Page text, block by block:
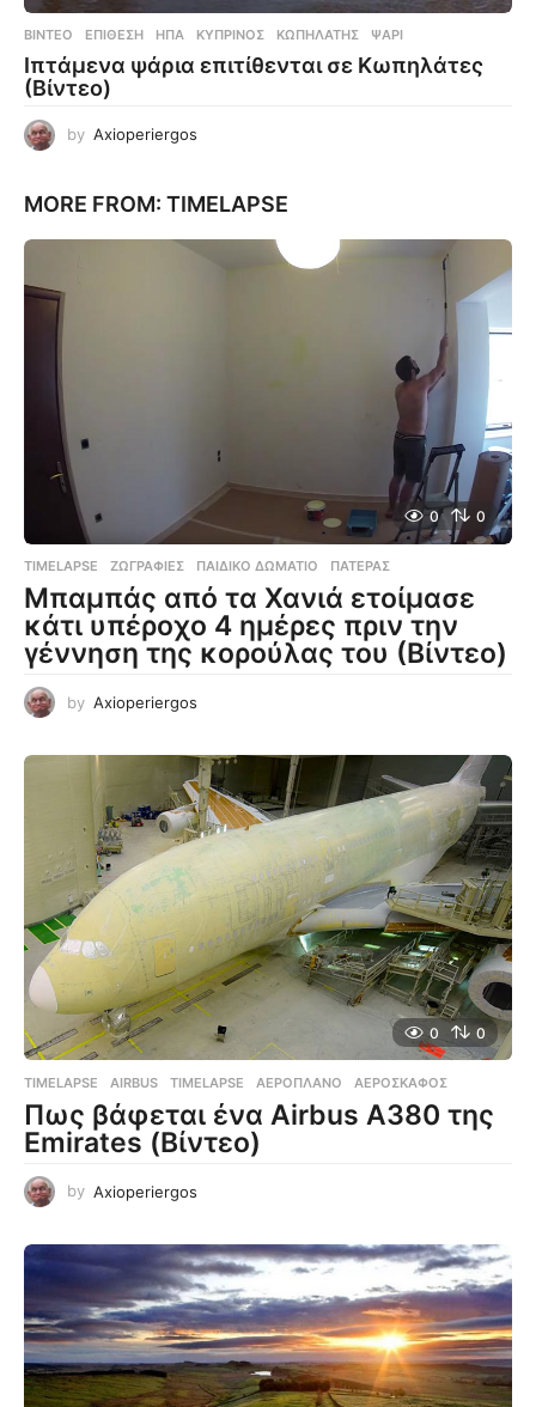
ΒΊΝΤΕΟ ΕΠΊΘΕΣΗ ,ΗΠΑ ,ΚΥΠΡΊΝΟΣ ,ΚΩΠΗΛΆΤΗΣ ,ΨΆΡΙ
Ιπτάμενα ψάρια επιτίθενται σε Κωπηλάτες
(Βίντεο)
by Axioperiergos
MORE FROM: TIMELAPSE
0 0
TIMELAPSE ΖΩΓΡΑΦΙΈΣ ,ΠΑΙΔΙΚΌ ΔΩΜΆΤΙΟ ,ΠΑΤΈΡΑΣ
Μπαμπάς από τα Χανιά ετοίμασε
κάτι υπέροχο 4 ημέρες πριν την
γέννηση της κορούλας του (Βίντεο)
by Axioperiergos
0 0
TIMELAPSE AIRBUS ,TIMELAPSE ,ΑΕΡΟΠΛΆΝΟ ,ΑΕΡΟΣΚΆΦΟΣ
Πως βάφεται ένα Airbus A380 της
Emirates (Βίντεο)
by Axioperiergos